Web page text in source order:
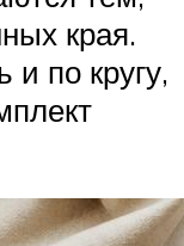
края.
по кругу,